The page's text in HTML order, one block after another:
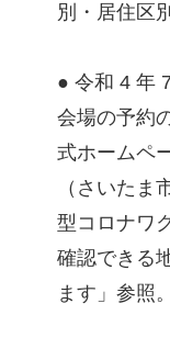
別・居住区
● 令和 4 年
会場の予約
式ホームペ
（さいたま
型コロナワ
確認できる
ます」参照